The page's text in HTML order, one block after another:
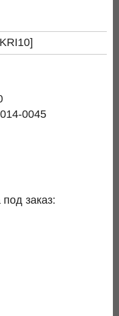
0045
заказ: